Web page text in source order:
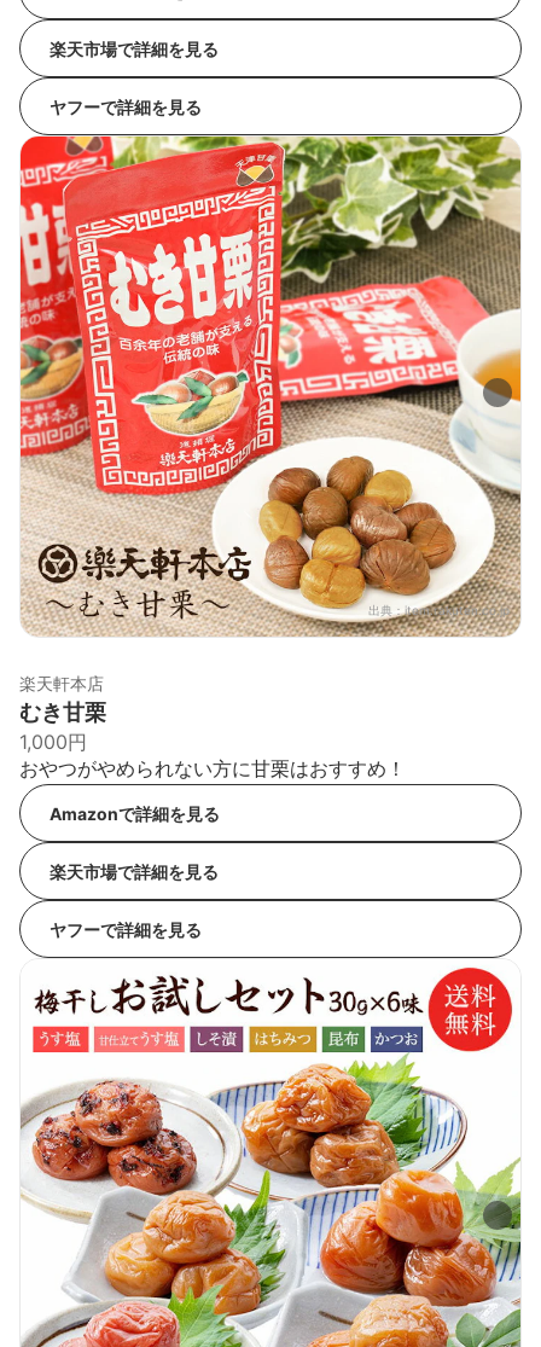
楽天市場で詳細を見る
ヤフーで詳細を見る
出典：item.rakuten.co.jp
楽天軒本店
むき甘栗
1,000円
おやつがやめられない方に甘栗はおすすめ！
Amazonで詳細を見る
楽天市場で詳細を見る
ヤフーで詳細を見る